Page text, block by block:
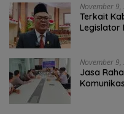
November 9,
Terkait
Legislator
November 9,
Jasa